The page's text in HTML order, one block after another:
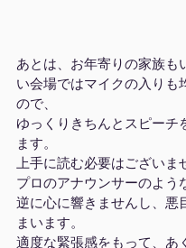
あとは、お年寄りの家族も
い会場ではマイクの入りも
ので、
ゆっくりきちんとスピーチ
ます。
上手に読む必要はございま
プロのアナウンサーのよう
逆に心に響きませんし、悪
まいます。
適度な緊張感をもって、あ